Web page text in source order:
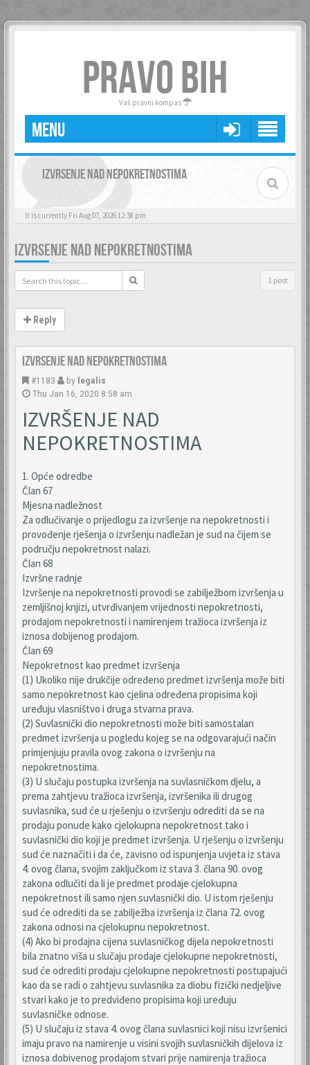
PRAVO BIH
Vaš pravni kompas
MENU
IZVRSENJE NAD NEPOKRETNOSTIMA
It is currently Fri Aug 07, 2026 12:38 pm
IZVRSENJE NAD NEPOKRETNOSTIMA
1 post
Reply
Izvrsenje nad nepokretnostima
#1183 by legalis
Thu Jan 16, 2020 8:58 am
IZVRŠENJE NAD
NEPOKRETNOSTIMA
1. Opće odredbe
Član 67
Mjesna nadležnost
Za odlučivanje o prijedlogu za izvršenje na nepokretnosti i
provođenje rješenja o izvršenju nadležan je sud na čijem se
području nepokretnost nalazi.
Član 68
Izvršne radnje
Izvršenje na nepokretnosti provodi se zabilježbom izvršenja u
zemljišnoj knjizi, utvrđivanjem vrijednosti nepokretnosti,
prodajom nepokretnosti i namirenjem tražioca izvršenja iz
iznosa dobijenog prodajom.
Član 69
Nepokretnost kao predmet izvršenja
(1) Ukoliko nije drukčije određeno predmet izvršenja može biti
samo nepokretnost kao cjelina određena propisima koji
uređuju vlasništvo i druga stvarna prava.
(2) Suvlasnički dio nepokretnosti može biti samostalan
predmet izvršenja u pogledu kojeg se na odgovarajući način
primjenjuju pravila ovog zakona o izvršenju na
nepokretnostima.
(3) U slučaju postupka izvršenja na suvlasničkom djelu, a
prema zahtjevu tražioca izvršenja, izvršenika ili drugog
suvlasnika, sud će u rješenju o izvršenju odrediti da se na
prodaju ponude kako cjelokupna nepokretnost tako i
suvlasnički dio koji je predmet izvršenja. U rješenju o izvršenju
sud će naznačiti i da će, zavisno od ispunjenja uvjeta iz stava
4. ovog člana, svojim zaključkom iz stava 3. člana 90. ovog
zakona odlučiti da li je predmet prodaje cjelokupna
nepokretnost ili samo njen suvlasnički dio. U istom rješenju
sud će odrediti da se zabilježba izvršenja iz člana 72. ovog
zakona odnosi na cjelokupnu nepokretnost.
(4) Ako bi prodajna cijena suvlasničkog dijela nepokretnosti
bila znatno viša u slučaju prodaje cjelokupne nepokretnosti,
sud će odrediti prodaju cjelokupne nepokretnosti postupajući
kao da se radi o zahtjevu suvlasnika za diobu fizički nedjeljive
stvari kako je to predviđeno propisima koji uređuju
suvlasničke odnose.
(5) U slučaju iz stava 4. ovog člana suvlasnici koji nisu izvršenici
imaju pravo na namirenje u visini svojih suvlasničkih dijelova iz
iznosa dobivenog prodajom stvari prije namirenja tražioca